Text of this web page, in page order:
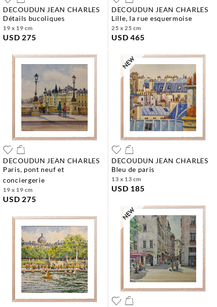
DECOUDUN JEAN CHARLES
détails bucoliques
19 x 19 cm
USD 275
DECOUDUN JEAN CHARLES
lille, la rue esquermoise
25 x 25 cm
USD 465
DECOUDUN JEAN CHARLES
paris, pont neuf et
conciergerie
19 x 19 cm
USD 275
DECOUDUN JEAN CHARLES
bleu de paris
13 x 13 cm
USD 185